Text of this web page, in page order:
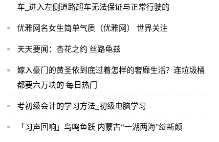
车_进入左侧道路超车无法保证与正常行驶的
优雅网名女生简单气质（优雅网） 世界关注
天天要闻：杏花之约 丝路龟兹
嫁入豪门的黄圣依到底过着怎样的奢靡生活？连垃圾桶
都要六万块的 每日热门
考初级会计的学习方法_初级电脑学习
「习声回响」鸟鸣鱼跃 内蒙古“一湖两海”绽新颜